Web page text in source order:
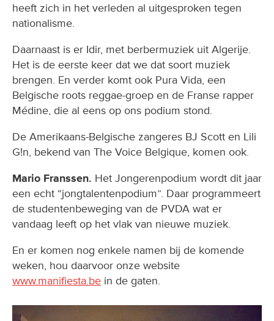
heeft zich in het verleden al uitgesproken tegen
nationalisme.
Daarnaast is er Idir, met berbermuziek uit Algerije.
Het is de eerste keer dat we dat soort muziek
brengen. En verder komt ook Pura Vida, een
Belgische roots reggae-groep en de Franse rapper
Médine, die al eens op ons podium stond.
De Amerikaans-Belgische zangeres BJ Scott en Lili
G!n, bekend van The Voice Belgique, komen ook.
Mario Franssen. Het Jongerenpodium wordt dit jaar
een echt “jongtalentenpodium”. Daar programmeert
de studentenbeweging van de PVDA wat er
vandaag leeft op het vlak van nieuwe muziek.
En er komen nog enkele namen bij de komende
weken, hou daarvoor onze website
www.manifiesta.be in de gaten.